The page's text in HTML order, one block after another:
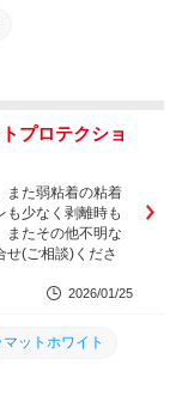
プロテクショ
た弱粘着の粘着
も少なく剥離時も
またその他不明な
せ(ご相談)くださ
2026/01/25
ットホワイト